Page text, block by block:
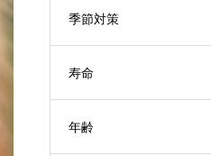
季節対策
寿命
年齢